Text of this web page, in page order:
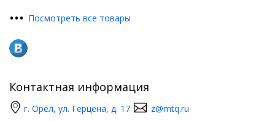
••• Посмотреть все товары
Контактная информация
г. Орёл, ул. Герцена, д. 17 z@mtq.ru